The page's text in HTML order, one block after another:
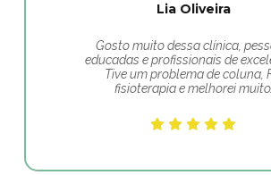
Lia Oliveira
Gosto muito dessa clínica,
educadas e profissionais de
Tive um problema de coluna,
fisioterapia e melhorei muito.